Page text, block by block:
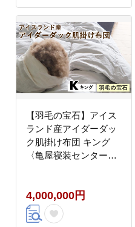
【羽毛の宝石】アイス
ランド産アイダーダッ
ク肌掛け布団 キング
〈亀屋寝装センター〉
生産 掛け布団 羽毛布団
ダウン 稀少 高級 羽
毛》
4,000,000円